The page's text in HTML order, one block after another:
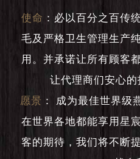
使命 ： 必以百分之百传
毛及严格卫生管理生产
用。并承诺让所有顾客
让代理商们安心
愿景 ：
成为最佳世界级
在世界各地都能享用星
客的期待，我们将不断